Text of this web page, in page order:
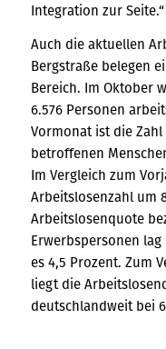
Integration zur Seite.“
Auch die aktuellen
Bergstraße belegen
Bereich. Im Oktober
6.576 Personen
Vormonat ist die
betroffenen
Im Vergleich zum
Arbeitslosenzahl um
Arbeitslosenquote
Erwerbspersonen
es 4,5 Prozent. Zum
liegt die
deutschlandweit bei